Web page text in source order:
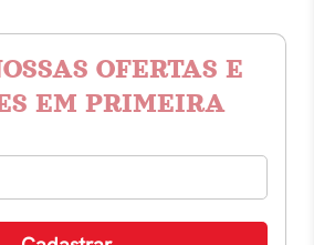
OFERTAS E
EM PRIMEIRA